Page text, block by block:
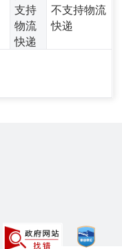
支持
物流
快递
不支持物流
快递